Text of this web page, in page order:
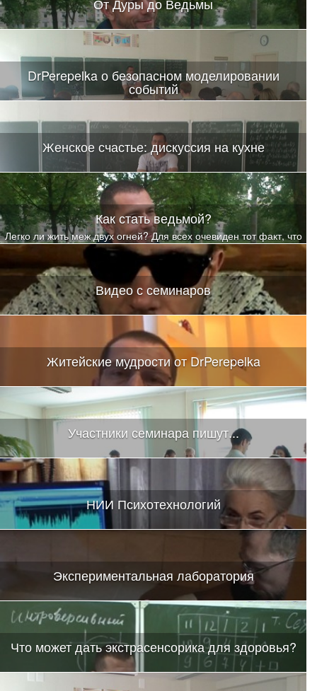
DrPerepelka о безопасном моделировании
событий
Женское счастье: дискуссия на кухне
Как стать ведьмой?
Легко ли жить меж двух огней? Для всех очевиден тот факт, что
жизнь каждого человека определяют чувства и разум.
Видео с семинаров
Житейские мудрости от DrPerepelka
Участники семинара пишут...
НИИ Психотехнологий
Экспериментальная лаборатория
Что может дать экстрасенсорика для здоровья?